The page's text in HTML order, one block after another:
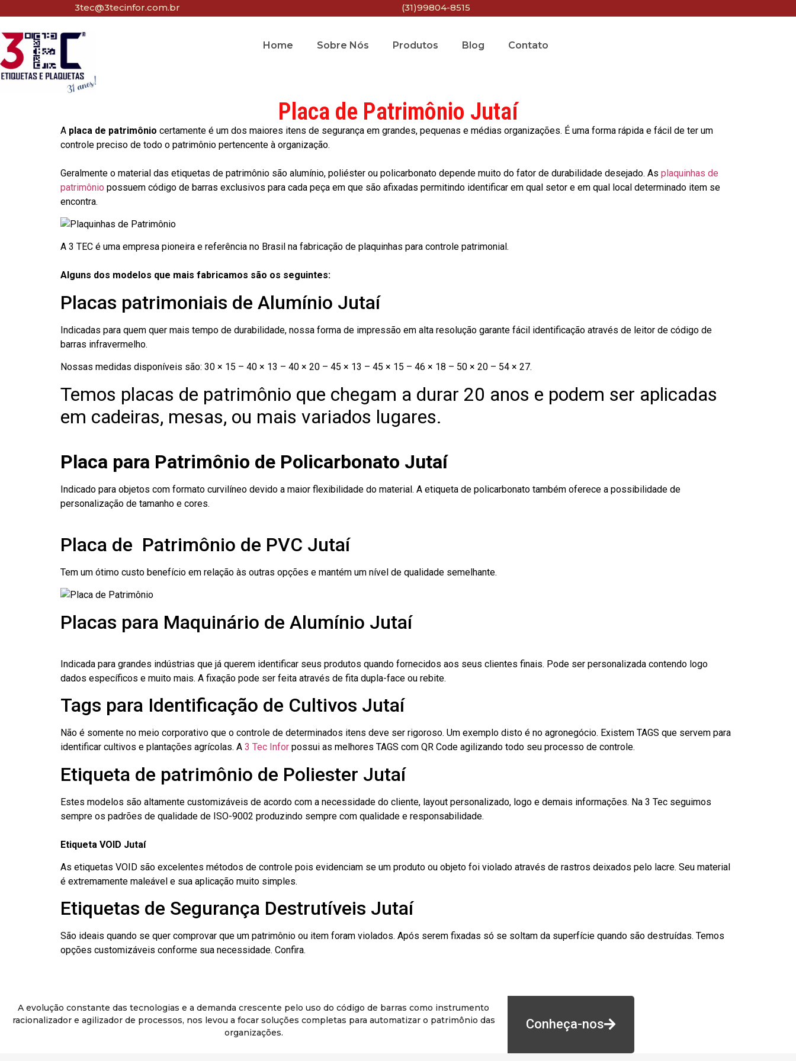
3tec@3tecinfor.com.br (31)99804-8515
Home Sobre Nós Produtos Blog Contato
Placa de Patrimônio Jutaí
A placa de patrimônio certamente é um dos maiores itens de segurança em grandes, pequenas e médias organizações. É uma forma rápida e fácil de ter um
controle preciso de todo o patrimônio pertencente à organização.
Geralmente o material das etiquetas de patrimônio são alumínio, poliéster ou policarbonato depende muito do fator de durabilidade desejado. As plaquinhas de
patrimônio possuem código de barras exclusivos para cada peça em que são afixadas permitindo identificar em qual setor e em qual local determinado item se
encontra.
A 3 TEC é uma empresa pioneira e referência no Brasil na fabricação de plaquinhas para controle patrimonial.
Alguns dos modelos que mais fabricamos são os seguintes:
Placas patrimoniais de Alumínio Jutaí
Indicadas para quem quer mais tempo de durabilidade, nossa forma de impressão em alta resolução garante fácil identificação através de leitor de código de
barras infravermelho.
Nossas medidas disponíveis são: 30 × 15 – 40 × 13 – 40 × 20 – 45 × 13 – 45 × 15 – 46 × 18 – 50 × 20 – 54 × 27.
Temos placas de patrimônio que chegam a durar 20 anos e podem ser aplicadas
em cadeiras, mesas, ou mais variados lugares.
Placa para Patrimônio de Policarbonato Jutaí
Indicado para objetos com formato curvilíneo devido a maior flexibilidade do material. A etiqueta de policarbonato também oferece a possibilidade de
personalização de tamanho e cores.
Placa de Patrimônio de PVC Jutaí
Tem um ótimo custo benefício em relação às outras opções e mantém um nível de qualidade semelhante.
Placas para Maquinário de Alumínio Jutaí
Indicada para grandes indústrias que já querem identificar seus produtos quando fornecidos aos seus clientes finais. Pode ser personalizada contendo logo
dados específicos e muito mais. A fixação pode ser feita através de fita dupla-face ou rebite.
Tags para Identificação de Cultivos Jutaí
Não é somente no meio corporativo que o controle de determinados itens deve ser rigoroso. Um exemplo disto é no agronegócio. Existem TAGS que servem para
identificar cultivos e plantações agrícolas. A 3 Tec Infor possui as melhores TAGS com QR Code agilizando todo seu processo de controle.
Etiqueta de patrimônio de Poliester Jutaí
Estes modelos são altamente customizáveis de acordo com a necessidade do cliente, layout personalizado, logo e demais informações. Na 3 Tec seguimos
sempre os padrões de qualidade de ISO-9002 produzindo sempre com qualidade e responsabilidade.
Etiqueta VOID Jutaí
As etiquetas VOID são excelentes métodos de controle pois evidenciam se um produto ou objeto foi violado através de rastros deixados pelo lacre. Seu material
é extremamente maleável e sua aplicação muito simples.
Etiquetas de Segurança Destrutíveis Jutaí
São ideais quando se quer comprovar que um patrimônio ou item foram violados. Após serem fixadas só se soltam da superfície quando são destruídas. Temos
opções customizáveis conforme sua necessidade. Confira.
A evolução constante das tecnologias e a demanda crescente pelo uso do código de barras como instrumento
racionalizador e agilizador de processos, nos levou a focar soluções completas para automatizar o patrimônio das
organizações.
Conheça-nos